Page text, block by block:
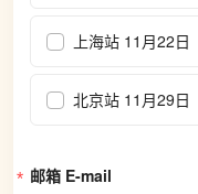
上海站 11月22日
北京站 11月29日
邮箱 E-mail